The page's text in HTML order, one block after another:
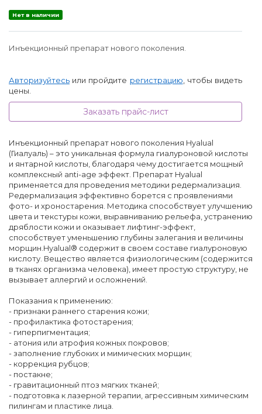
Нет в наличии
Инъекционный препарат нового поколения.
Авторизуйтесь или пройдите регистрацию, чтобы видеть
цены.
Заказать прайс-лист
Инъекционный препарат нового поколения Hyalual
(Гиалуаль) – это уникальная формула гиалуроновой кислоты
и янтарной кислоты, благодаря чему достигается мощный
комплексный anti-age эффект. Препарат Hyalual
применяется для проведения методики редермализация.
Редермализация эффективно борется с проявлениями
фото- и хроностарения. Методика способствует улучшению
цвета и текстуры кожи, выравниванию рельефа, устранению
дряблости кожи и оказывает лифтинг-эффект,
способствует уменьшению глубины залегания и величины
морщин.Hyalual® содержит в своем составе гиалуроновую
кислоту. Вещество является физиологическим (содержится
в тканях организма человека), имеет простую структуру, не
вызывает аллергий и осложнений.
Показания к применению:
- признаки раннего старения кожи;
- профилактика фотостарения;
- гиперпигментация;
- атония или атрофия кожных покровов;
- заполнение глубоких и мимических морщин;
- коррекция рубцов;
- постакне;
- гравитационный птоз мягких тканей;
- подготовка к лазерной терапии, агрессивным химическим
пилингам и пластике лица.